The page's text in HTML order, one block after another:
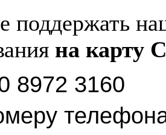
поддержать
на карту
8972 3160